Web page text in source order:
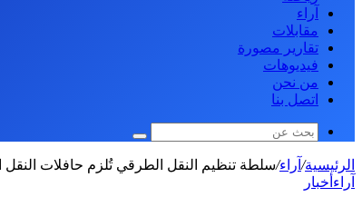
آراء
مقابلات
تقارير مصورة
فيديوهات
من نحن
اتصل بنا
بحث
الرئيسية/ آراء/سلطة تنظيم النقل الطرقي تُلزم حافلات النقل
آراء أخبار